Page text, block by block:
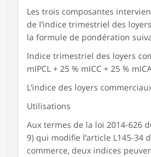
Les trois composantes
de l’indice trimestriel des
la formule de pondération
Indice trimestriel des loyers
mIPCL + 25 % mICC + 25 %
L’indice des loyers
Utilisations
Aux termes de la loi 2014-626
9) qui modifie l’article L145-34
commerce, deux indices